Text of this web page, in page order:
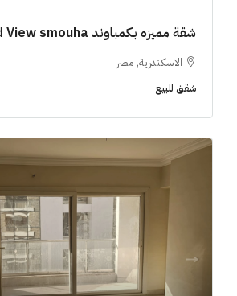
شقة مميزه بكمباوند 194m Grand View smouha
الاسكندرية, مصر
شقق للبيع